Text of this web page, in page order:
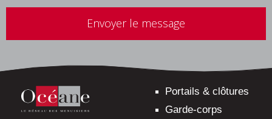
ce
vide.
Portails & clôtures
Garde-corps